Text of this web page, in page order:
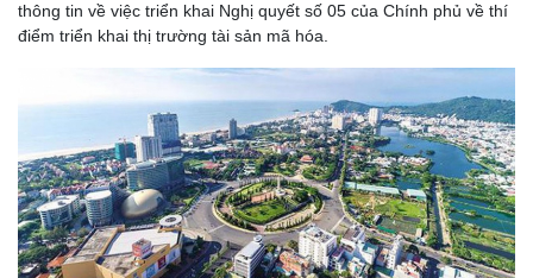
thông tin về việc triển khai Nghị quyết số 05 của Chính phủ về thí
điểm triển khai thị trường tài sản mã hóa.